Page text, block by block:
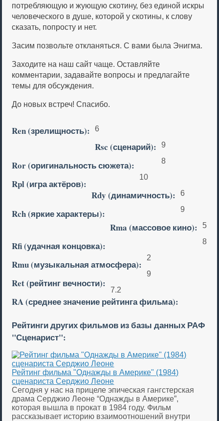
потребляющую и жующую скотину, без единой искры
человеческого в душе, которой у скотины, к слову
сказать, попросту и нет.
Засим позвольте откланяться. С вами была Энигма.
Заходите на наш сайт чаще. Оставляйте
комментарии, задавайте вопросы и предлагайте
темы для обсуждения.
До новых встреч! Спасибо.
Ren (зрелищность): 6
Rsc (сценарий): 9
Ror (оригинальность сюжета): 8
Rpl (игра актёров):
10
Rdy (динамичность): 6
Rch (яркие характеры): 9
Rma (массовое кино): 5
Rfi (удачная концовка): 8
Rmu (музыкальная атмосфера):
2
Ret (рейтинг вечности):
9
RA (среднее значение рейтинга фильма):
7.2
Рейтинги других фильмов из базы данных РАФ
"Сценарист":
Рейтинг фильма "Однажды в Америке" (1984)
сценариста Серджио Леоне
Сегодня у нас на прицеле эпическая гангстерская
драма Серджио Леоне “Однажды в Америке”,
которая вышла в прокат в 1984 году. Фильм
рассказывает историю взаимоотношений внутри